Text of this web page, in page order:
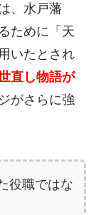
、水戸藩
ために「天
いたとされ
直し物語が
がさらに強
役職ではな